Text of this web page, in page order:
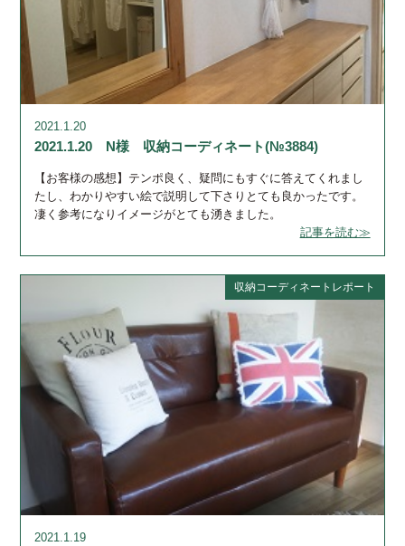
2021.1.20
2021.1.20 N様 収納コーディネート(№3884)
【お客様の感想】テンポ良く、疑問にもすぐに答えてくれまし
たし、わかりやすい絵で説明して下さりとても良かったです。
凄く参考になりイメージがとても湧きました。
記事を読む≫
収納コーディネートレポート
2021.1.19